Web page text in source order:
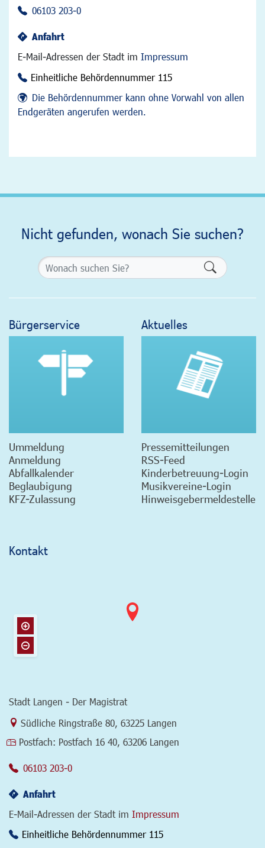
06103 203-0
Anfahrt
E-Mail-Adressen der Stadt im Impressum
Einheitliche Behördennummer 115
Die Behördennummer kann ohne Vorwahl von allen
Endgeräten angerufen werden.
Nicht gefunden, wonach Sie suchen?
Bürgerservice
Ummeldung
Anmeldung
Abfallkalender
Beglaubigung
KFZ-Zulassung
Aktuelles
Pressemitteilungen
RSS-Feed
Kinderbetreuung-Login
Musikvereine-Login
Hinweisgebermeldestelle
Kontakt
Stadt Langen - Der Magistrat
Link zur Google-Maps Navigation
Südliche Ringstraße 80 63225 Langen
Postfach: Postfach 16 40, 63206 Langen
06103 203-0
Anfahrt
E-Mail-Adressen der Stadt im Impressum
Einheitliche Behördennummer 115